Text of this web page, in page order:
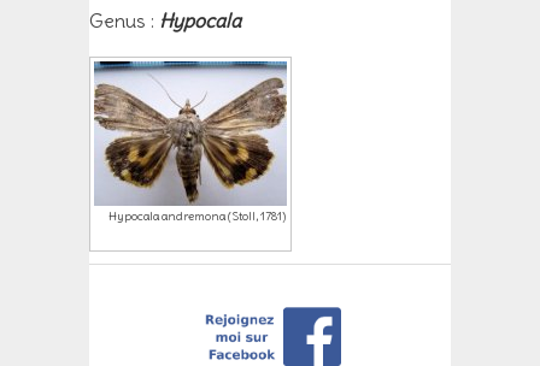
Genus : Hypocala
Hypocala andremona (Stoll, 1781)